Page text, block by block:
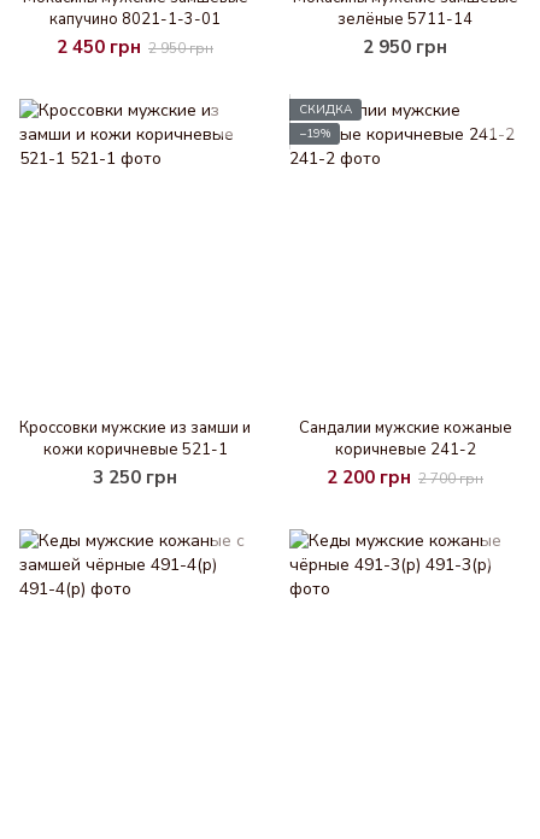
капучино 8021-1-3-01
2 450 грн 2 950 грн
зелёные 5711-14
2 950 грн
Кроссовки мужские из замши и
кожи коричневые 521-1
3 250 грн
СКИДКА
−19%
Cандалии мужские кожаные
коричневые 241-2
2 200 грн 2 700 грн